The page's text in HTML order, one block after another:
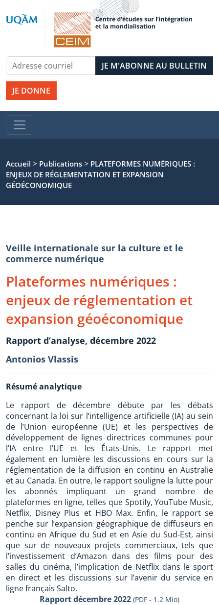
JE DONNE
Accueil > Publications > PLATEFORMES NUMÉRIQUES :
ENJEUX DE RÉGLEMENTATION ET EXPANSION
GÉOÉCONOMIQUE
Veille internationale sur la culture et le
commerce numérique
Plateformes numériques :
enjeux de réglementation et
expansion géoéconomique
Rapport d’analyse, décembre 2022
Antonios Vlassis
Résumé analytique
Le rapport de décembre débute par les débats
concernant la loi sur l’intelligence artificielle (IA) au sein
de l’Union européenne (UE) et les perspectives de
développement de lignes directrices communes pour
l’IA entre l’UE et les États-Unis. Le rapport met
également en lumière les discussions en cours sur la
réglementation de la diffusion en continu en Australie
et au Canada. En outre, le rapport souligne la lutte pour
les abonnés impliquant un grand nombre de
plateformes en ligne, telles que Spotify, YouTube Music,
Netflix, Disney Plus et HBO Max. Enfin, le rapport se
penche sur l’expansion géographique de diffuseurs en
continu en Afrique du Sud et en Asie du Sud-Est, ainsi
que sur de nouveaux projets commerciaux, tels que
l’investissement d’Amazon dans des films pour des
salles du cinéma, l’implication de Netflix dans le sport
en direct et les discussions sur l’avenir du service en
ligne français Salto.
Rapport décembre 2022 (PDF - 1.2 Mio)